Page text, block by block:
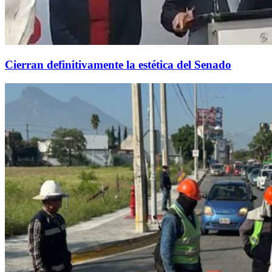
Cierran definitivamente la estética del Senado